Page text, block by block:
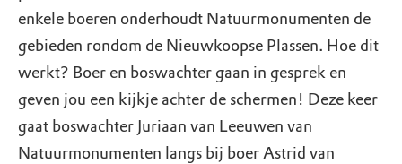
enkele boeren onderhoudt Natuurmonumenten de
gebieden rondom de Nieuwkoopse Plassen. Hoe dit
werkt? Boer en boswachter gaan in gesprek en
geven jou een kijkje achter de schermen! Deze keer
gaat boswachter Juriaan van Leeuwen van
Natuurmonumenten langs bij boer Astrid van